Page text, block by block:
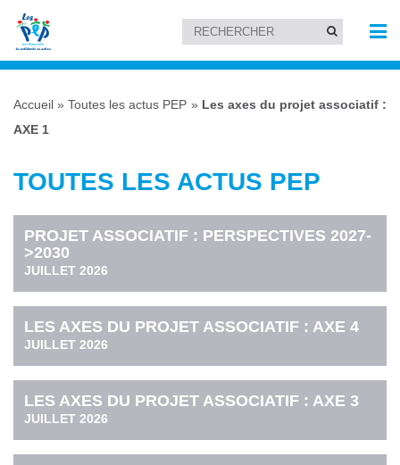
Accueil »Toutes les actus PEP » Les axes du projet associatif :
AXE 1
TOUTES LES ACTUS PEP
PROJET ASSOCIATIF : PERSPECTIVES 2027-
>2030
JUILLET 2026
LES AXES DU PROJET ASSOCIATIF : AXE 4
JUILLET 2026
LES AXES DU PROJET ASSOCIATIF : AXE 3
JUILLET 2026